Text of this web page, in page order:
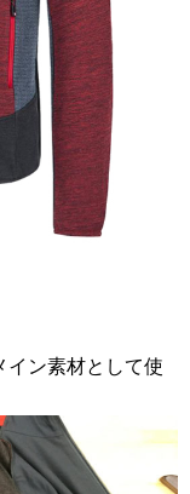
イン素材として使